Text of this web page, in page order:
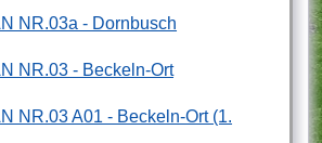
NR.03a - Dornbusch
NR.03 - Beckeln-Ort
NR.03 A01 - Beckeln-Ort (1.